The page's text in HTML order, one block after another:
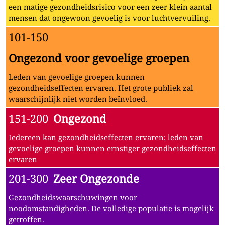
een matige gezondheidsrisico voor een zeer klein aantal
mensen dat ongewoon gevoelig is voor luchtvervuiling.
101-150
Ongezond voor gevoelige groepen
Leden van gevoelige groepen kunnen
gezondheidseffecten ervaren. Het grote publiek zal
waarschijnlijk niet worden beïnvloed.
151-200 Ongezond
Iedereen kan gezondheidseffecten ervaren; leden van
gevoelige groepen kunnen ernstiger gezondheidseffecten
ervaren
201-300 Zeer Ongezonde
Gezondheidswaarschuwingen voor
noodomstandigheden. De volledige populatie is mogelijk
getroffen.